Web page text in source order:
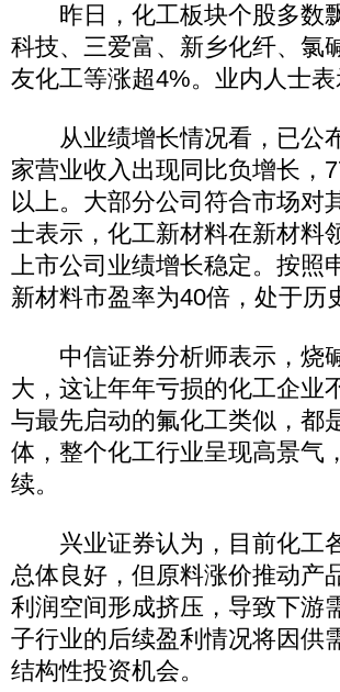
昨日，化工板块个股多数
科技、三爱富、新乡化纤、氯
友化工等涨超4%。业内人士
从业绩增长情况看，已公
家营业收入出现同比负增长，
以上。大部分公司符合市场对
士表示，化工新材料在新材料
上市公司业绩增长稳定。按照
新材料市盈率为40倍，处于历
中信证券分析师表示，烧
大，这让年年亏损的化工企业
与最先启动的氟化工类似，都
体，整个化工行业呈现高景气
续。
兴业证券认为，目前化工
总体良好，但原料涨价推动产
利润空间形成挤压，导致下游
子行业的后续盈利情况将因供
结构性投资机会。